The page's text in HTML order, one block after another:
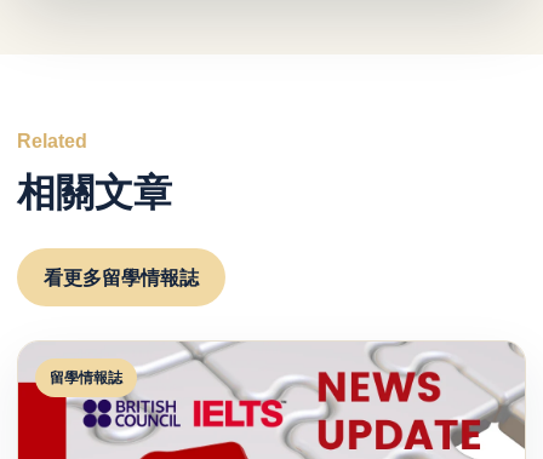
Related
相關文章
看更多留學情報誌
留學情報誌